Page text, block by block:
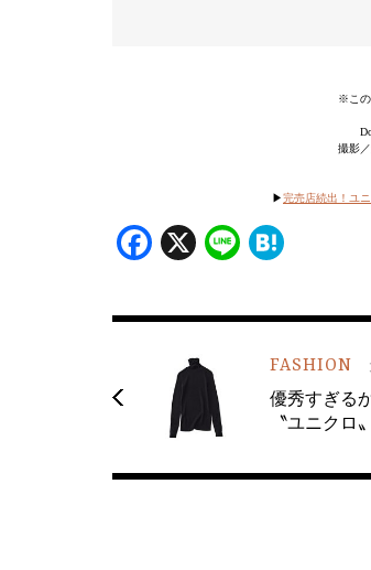
※この
撮影
▶︎完売店続出！ユ
Facebook
X Line
FASHION
優秀すぎる
〝ユニクロ